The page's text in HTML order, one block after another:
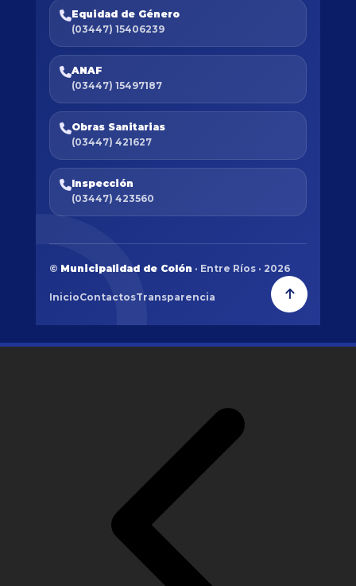
Equidad de Género
(03447) 15406239
ANAF
(03447) 15497187
Obras Sanitarias
(03447) 421627
Inspección
(03447) 423560
© Municipalidad de Colón · Entre Ríos · 2026
InicioContactosTransparencia